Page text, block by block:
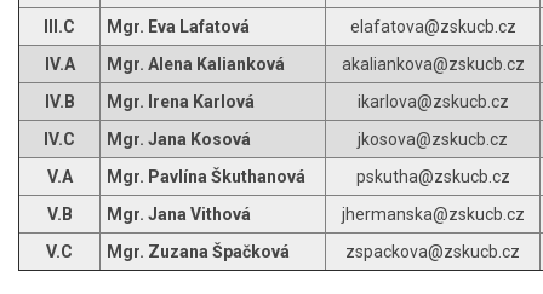
III.C
Mgr. Eva Lafatová
elafatova@zskucb.cz
IV.A
Mgr. Alena Kalianková
akaliankova@zskucb.cz
IV.B
Mgr. Irena Karlová
ikarlova@zskucb.cz
IV.C
Mgr. Jana Kosová
jkosova@zskucb.cz
V.A
Mgr. Pavlína Škuthanová
pskutha@zskucb.cz
V.B
Mgr. Jana Vithová
jhermanska@zskucb.cz
V.C
Mgr. Zuzana Špačková zspackova@zskucb.cz